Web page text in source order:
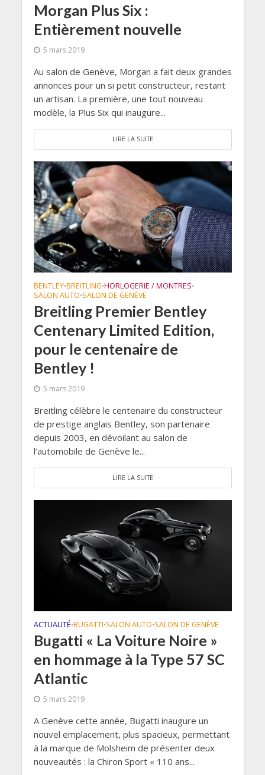
Morgan Plus Six :
Entièrement nouvelle
5 mars 2019
Au salon de Genève, Morgan a fait deux grandes
annonces pour un si petit constructeur, restant
un artisan. La première, une tout nouveau
modèle, la Plus Six qui inaugure...
LIRE LA SUITE
BENTLEY•BREITLING•HORLOGERIE / MONTRES•
SALON AUTO•SALON DE GENÈVE
Breitling Premier Bentley
Centenary Limited Edition,
pour le centenaire de
Bentley !
5 mars 2019
Breitling célèbre le centenaire du constructeur
de prestige anglais Bentley, son partenaire
depuis 2003, en dévoilant au salon de
l’automobile de Genève le...
LIRE LA SUITE
ACTUALITÉ•BUGATTI•SALON AUTO•SALON DE GENÈVE
Bugatti « La Voiture Noire »
en hommage à la Type 57 SC
Atlantic
5 mars 2019
A Genève cette année, Bugatti inaugure un
nouvel emplacement, plus spacieux, permettant
à la marque de Molsheim de présenter deux
nouveautés : la Chiron Sport « 110 ans...